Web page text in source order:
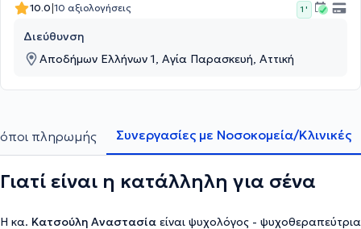
10.0|10 αξιολογήσεις 1 '
Διεύθυνση
Αποδήμων Ελλήνων 1, Αγία Παρασκευή, Αττική
πληρωμής Συνεργασίες με Νοσοκομεία/Κλινικές
Γιατί είναι η κατάλληλη για σένα
Η κα. Κατσούλη Αναστασία είναι ψυχολόγος - ψυχοθεραπεύτρια